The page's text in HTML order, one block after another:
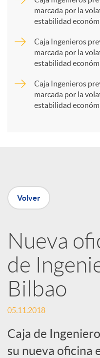
n
e
d
e
s
marcada por la
estabilidad
Caja Ingenieros
marcada por la
estabilidad
Caja Ingenieros
marcada por la
estabilidad
Volver
Nueva
de
Bilbao
05.11.2018
Caja de
su nueva oficina